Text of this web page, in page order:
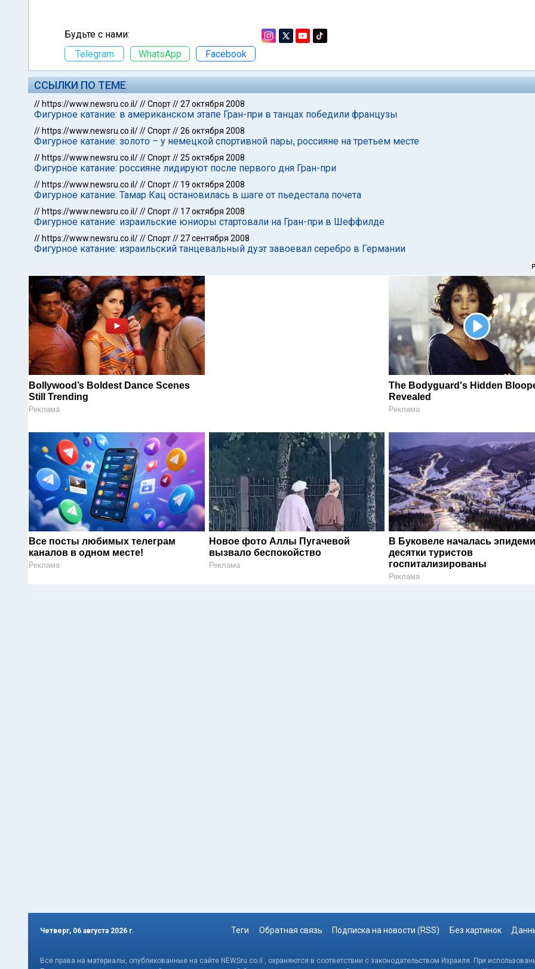
Будьте с нами:
Telegram
WhatsApp Facebook
ССЫЛКИ ПО ТЕМЕ
// https://www.newsru.co.il///Спорт//27 октября 2008
Фигурное катание: в американском этапе Гран-при в танцах победили французы
// https://www.newsru.co.il///Спорт//26 октября 2008
Фигурное катание: золото – у немецкой спортивной пары, россияне на третьем месте
// https://www.newsru.co.il///Спорт//25 октября 2008
Фигурное катание: россияне лидируют после первого дня Гран-при
// https://www.newsru.co.il///Спорт// 19 октября 2008
Фигурное катание: Тамар Кац остановилась в шаге от пьедестала почета
// https://www.newsru.co.il///Спорт// 17 октября 2008
Фигурное катание: израильские юниоры стартовали на Гран-при в Шеффилде
// https://www.newsru.co.il///Спорт//27 сентября 2008
Фигурное катание: израильский танцевальный дуэт завоевал серебро в Германии
Bollywood’s Boldest Dance Scenes
Still Trending
Реклама
The Bodyguard's Hidden
Revealed
Реклама
Все посты любимых телеграм
каналов в одном месте!
Реклама
Новое фото Аллы Пугачевой
вызвало беспокойство
Реклама
В Буковеле началась
десятки туристов
госпитализированы
Реклама
Четверг, 06 августа 2026 г. Теги Обратная связь Подписка на новости (RSS) Без картинок
Все права на материалы, опубликованные на сайте NEWSru.co.il , охраняются в соответствии с законодательством Израиля. При